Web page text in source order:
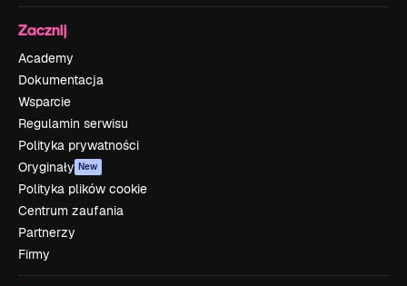
Zacznij
Academy
Dokumentacja
Wsparcie
Regulamin serwisu
Polityka prywatności
Oryginały New
Polityka plików cookie
Centrum zaufania
Partnerzy
Firmy